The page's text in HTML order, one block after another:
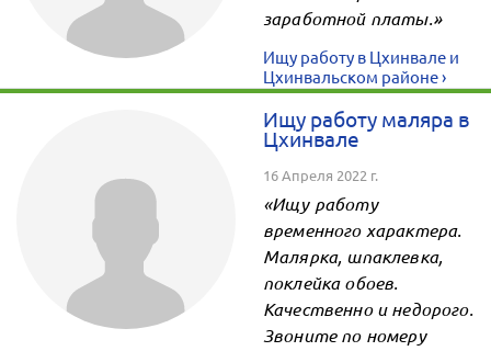
заработной платы.»
Ищу работу в Цхинвале и
Цхинвальском районе ›
Ищу работу маляра в
Цхинвале
16 Апреля 2022 г.
«Ищу работу
временного характера.
Малярка, шпаклевка,
поклейка обоев.
Качественно и недорого.
Звоните по номеру